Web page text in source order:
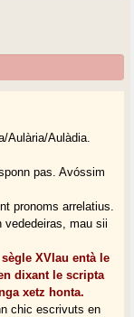
Aulària/Aulàdia.
pas. Avóssim
pronoms arrelatius.
vededeiras, mau sii
XVIau entà le
dixant le scripta
xetz honta.
chic escrivuts en